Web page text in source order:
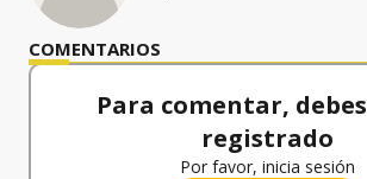
COMENTARIOS
Para comentar,
registrado
Por favor, inicia sesión